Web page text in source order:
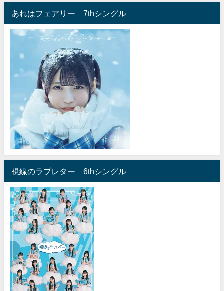
あれはフェアリー 7thシングル
視線のラブレター 6thシングル